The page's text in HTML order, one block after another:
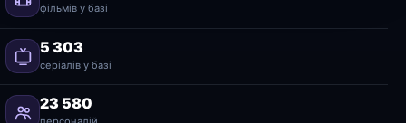
фільмів у базі
5 303
серіалів у базі
23 580